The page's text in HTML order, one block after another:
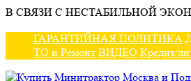
В СВЯЗИ С НЕСТАБИЛЬНОЙ
ГАРАНТИЙНАЯ ПОЛИТИКА
ТО и Ремонт ВИДЕО Кредит/